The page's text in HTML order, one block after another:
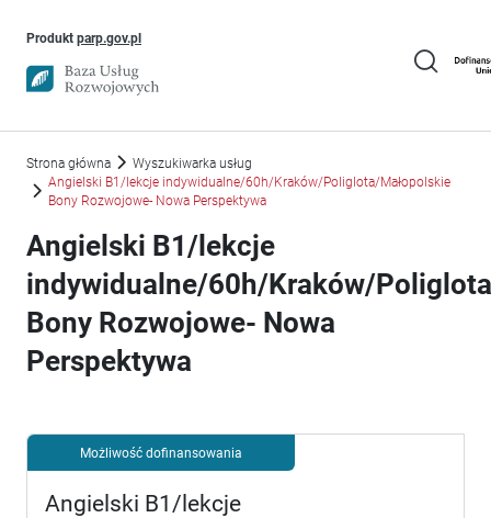
Produkt parp.gov.plUwaga, link otworzy się w nowym oknie
Strona główna
Wyszukiwarka usług
Angielski B1/lekcje indywidualne/60h/Kraków/Poliglota/Małopolskie
Bony Rozwojowe- Nowa Perspektywa
Angielski B1/lekcje
indywidualne/60h/Kraków/
Bony Rozwojowe- Nowa
Perspektywa
Możliwość dofinansowania
Angielski B1/lekcje